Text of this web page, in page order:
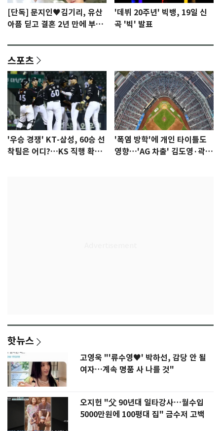
[단독] 문지인♥김기리, 유산
아픔 딛고 결혼 2년 만에 부모
'데뷔 20주년' 빅뱅, 19일 신
곡 '빅' 발표
스포츠
'우승 경쟁' KT-삼성, 60승 선
착팀은 어디?…KS 직행 확률
'폭염 방학'에 개인 타이틀도
영향…'AG 차출' 김도영·곽빈
핫뉴스
고영욱 "'류수영♥' 박하선, 감당 안 될
여자…계속 명품 사 나를 것"
오지헌 "父 90년대 일타강사…월수입
5000만원에 100평대 집" 금수저 고백